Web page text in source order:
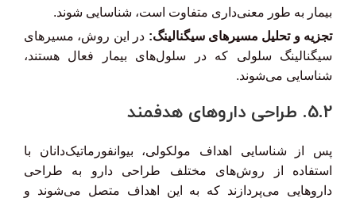
بیمار به طور معنی‌داری متفاوت است، شناسایی شوند.
تجزیه و تحلیل مسیرهای سیگنالینگ: در این روش، مسیرهای
سیگنالینگ سلولی که در سلول‌های بیمار فعال هستند،
شناسایی می‌شوند.
5.2. طراحی داروهای هدفمند
پس از شناسایی اهداف مولکولی، بیوانفورماتیک‌دانان با
استفاده از روش‌های مختلف طراحی دارو به طراحی
داروهایی می‌پردازند که به این اهداف متصل می‌شوند و